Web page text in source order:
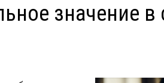
значение в